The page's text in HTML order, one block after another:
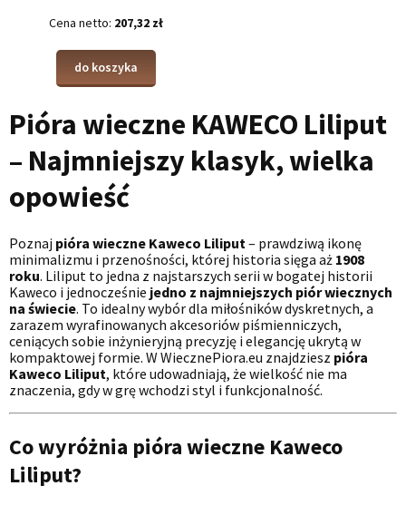
Cena netto: 207,32 zł
do koszyka
Pióra wieczne KAWECO Liliput
– Najmniejszy klasyk, wielka
opowieść
Poznaj pióra wieczne Kaweco Liliput – prawdziwą ikonę
minimalizmu i przenośności, której historia sięga aż 1908
roku. Liliput to jedna z najstarszych serii w bogatej historii
Kaweco i jednocześnie jedno z najmniejszych piór wiecznych
na świecie. To idealny wybór dla miłośników dyskretnych, a
zarazem wyrafinowanych akcesoriów piśmienniczych,
ceniących sobie inżynieryjną precyzję i elegancję ukrytą w
kompaktowej formie. W WiecznePiora.eu znajdziesz pióra
Kaweco Liliput, które udowadniają, że wielkość nie ma
znaczenia, gdy w grę wchodzi styl i funkcjonalność.
Co wyróżnia pióra wieczne Kaweco
Liliput?